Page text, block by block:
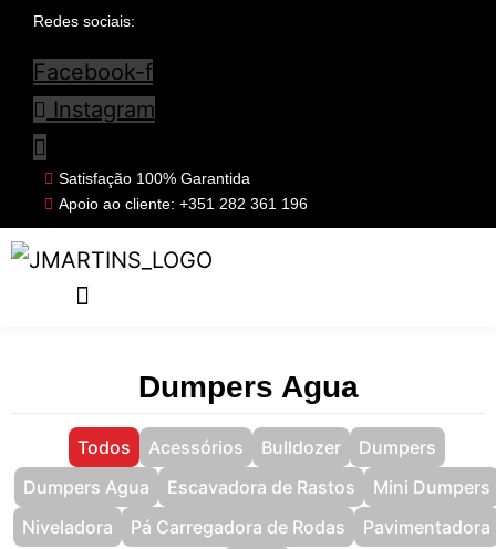
Redes sociais:
Facebook-f
Instagram
Satisfação 100% Garantida
Apoio ao cliente: +351 282 361 196
Dumpers Agua
Acessórios Bulldozer
Dumpers
Dumpers Agua
Escavadora de Rastos
Mini Dumpers
Niveladora
Pá Carregadora de Rodas
Pavimentadora
Todos